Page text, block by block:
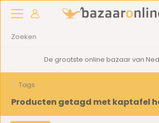
De grootste online bazaar van
Tags
Producten getagd met kaptafel